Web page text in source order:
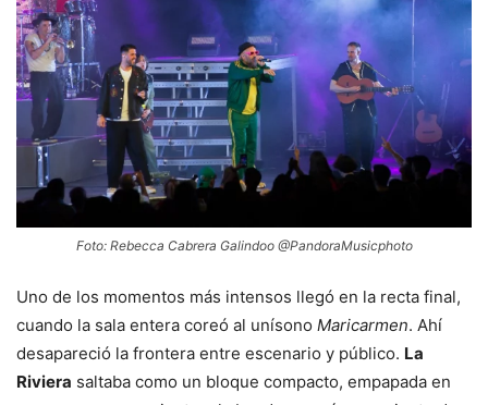
Foto: Rebecca Cabrera Galindoo @PandoraMusicphoto
Uno de los momentos más intensos llegó en la recta final,
cuando la sala entera coreó al unísono Maricarmen. Ahí
desapareció la frontera entre escenario y público. La
Riviera saltaba como un bloque compacto, empapada en